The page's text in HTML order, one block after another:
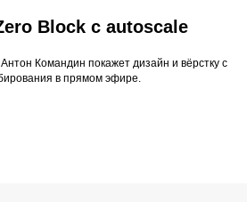
Block с autoscale
Командин покажет дизайн и вёрстку с
в прямом эфире.